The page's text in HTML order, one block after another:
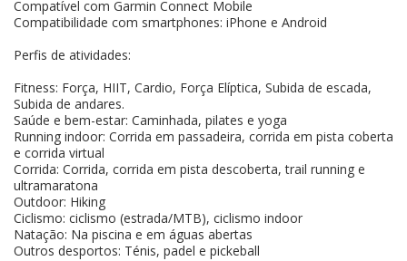
Compatível com Garmin Connect Mobile
Compatibilidade com smartphones: iPhone e Android
Perfis de atividades:
Fitness: Força, HIIT, Cardio, Força Elíptica, Subida de escada,
Subida de andares.
Saúde e bem-estar: Caminhada, pilates e yoga
Running indoor: Corrida em passadeira, corrida em pista coberta
e corrida virtual
Corrida: Corrida, corrida em pista descoberta, trail running e
ultramaratona
Outdoor: Hiking
Ciclismo: ciclismo (estrada/MTB), ciclismo indoor
Natação: Na piscina e em águas abertas
Outros desportos: Ténis, padel e pickeball